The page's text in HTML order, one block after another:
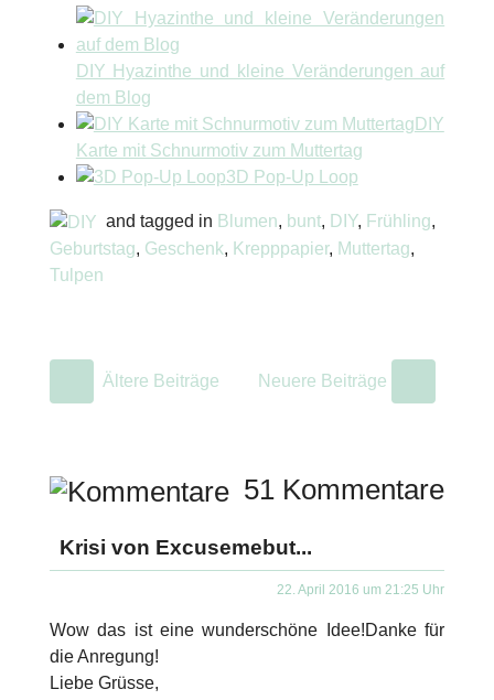
DIY Hyazinthe und kleine Veränderungen auf
dem Blog
DIY
Karte mit Schnurmotiv zum Muttertag
3D Pop-Up Loop
and tagged in Blumen, bunt, DIY, Frühling,
Geburtstag, Geschenk, Krepppapier, Muttertag,
Tulpen
Ältere Beiträge Neuere Beiträge
51 Kommentare
Krisi von Excusemebut...
22. April 2016 um 21:25 Uhr
Wow das ist eine wunderschöne Idee!Danke für
die Anregung!
Liebe Grüsse,